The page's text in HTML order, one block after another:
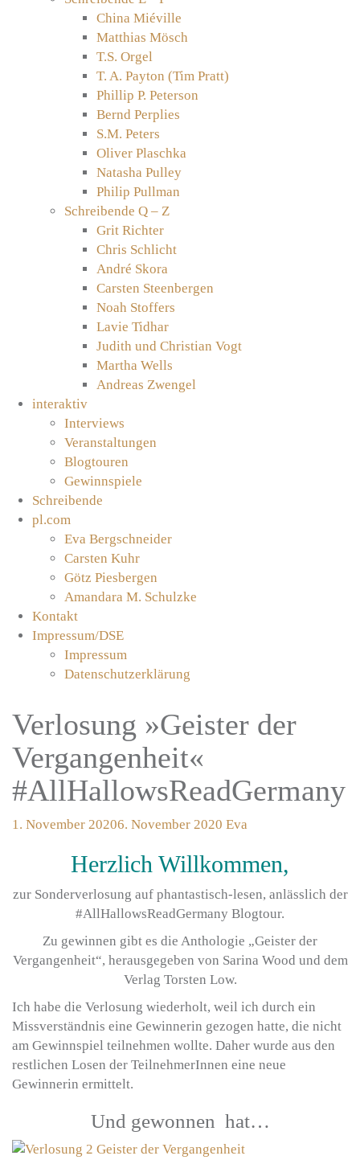
China Miéville
Matthias Mösch
T.S. Orgel
T. A. Payton (Tim Pratt)
Phillip P. Peterson
Bernd Perplies
S.M. Peters
Oliver Plaschka
Natasha Pulley
Philip Pullman
Schreibende Q – Z
Grit Richter
Chris Schlicht
André Skora
Carsten Steenbergen
Noah Stoffers
Lavie Tidhar
Judith und Christian Vogt
Martha Wells
Andreas Zwengel
interaktiv
Interviews
Veranstaltungen
Blogtouren
Gewinnspiele
Schreibende
pl.com
Eva Bergschneider
Carsten Kuhr
Götz Piesbergen
Amandara M. Schulzke
Kontakt
Impressum/DSE
Impressum
Datenschutzerklärung
Verlosung »Geister der
Vergangenheit«
#AllHallowsReadGermany
1. November 20206. November 2020 Eva
Herzlich Willkommen,
zur Sonderverlosung auf phantastisch-lesen, anlässlich der
#AllHallowsReadGermany Blogtour.
Zu gewinnen gibt es die Anthologie „Geister der
Vergangenheit“, herausgegeben von Sarina Wood und dem
Verlag Torsten Low.
Ich habe die Verlosung wiederholt, weil ich durch ein
Missverständnis eine Gewinnerin gezogen hatte, die nicht
am Gewinnspiel teilnehmen wollte. Daher wurde aus den
restlichen Losen der TeilnehmerInnen eine neue
Gewinnerin ermittelt.
Und gewonnen hat…